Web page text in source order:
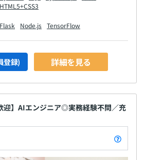
HTML5+CSS3
Flask Node.js TensorFlow
登録) 詳細を見る
迎】AIエンジニア◎実務経験不問／充